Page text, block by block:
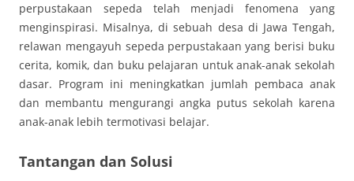
perpustakaan sepeda telah menjadi fenomena yang
menginspirasi. Misalnya, di sebuah desa di Jawa Tengah,
relawan mengayuh sepeda perpustakaan yang berisi buku
cerita, komik, dan buku pelajaran untuk anak-anak sekolah
dasar. Program ini meningkatkan jumlah pembaca anak
dan membantu mengurangi angka putus sekolah karena
anak-anak lebih termotivasi belajar.
Tantangan dan Solusi